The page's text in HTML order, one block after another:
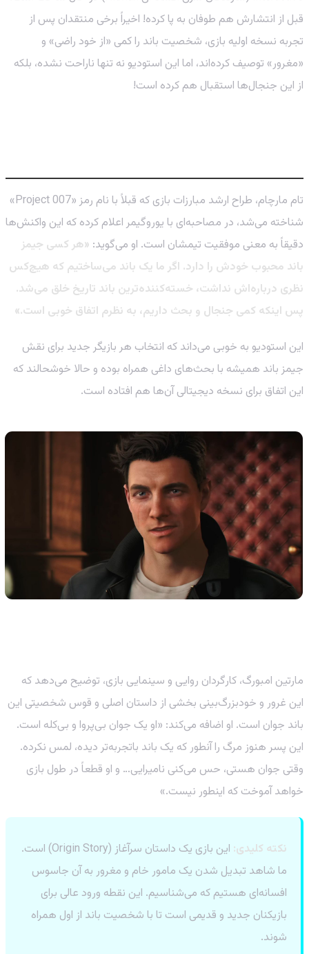
قبل از انتشارش هم طوفان به پا کرده! اخیراً برخی منتقدان پس از
تجربه نسخه اولیه بازی، شخصیت باند را کمی «از خود راضی» و
«مغرور» توصیف کرده‌اند، اما این استودیو نه تنها ناراحت نشده، بلکه
از این جنجال‌ها استقبال هم کرده است!
تام مارچام، طراح ارشد مبارزات بازی که قبلاً با نام رمز «Project 007»
شناخته می‌شد، در مصاحبه‌ای با یوروگیمر اعلام کرده که این واکنش‌ها
دقیقاً به معنی موفقیت تیمشان است. او می‌گوید: «هر کسی جیمز
باند محبوب خودش را دارد. اگر ما یک باند می‌ساختیم که هیچ‌کس
نظری درباره‌اش نداشت، خسته‌کننده‌ترین باند تاریخ خلق می‌شد.
پس اینکه کمی جنجال و بحث داریم، به نظرم اتفاق خوبی است.»
این استودیو به خوبی می‌داند که انتخاب هر بازیگر جدید برای نقش
جیمز باند همیشه با بحث‌های داغی همراه بوده و حالا خوشحالند که
این اتفاق برای نسخه دیجیتالی آن‌ها هم افتاده است.
مارتین امبورگ، کارگردان روایی و سینمایی بازی، توضیح می‌دهد که
این غرور و خودبزرگ‌بینی بخشی از داستان اصلی و قوس شخصیتی این
باند جوان است. او اضافه می‌کند: «او یک جوان بی‌پروا و بی‌کله است.
این پسر هنوز مرگ را آنطور که یک باند باتجربه‌تر دیده، لمس نکرده.
وقتی جوان هستی، حس می‌کنی نامیرایی… و او قطعاً در طول بازی
خواهد آموخت که اینطور نیست.»
نکته کلیدی:
این بازی یک داستان سرآغاز (Origin Story) است.
ما شاهد تبدیل شدن یک مامور خام و مغرور به آن جاسوس
افسانه‌ای هستیم که می‌شناسیم. این نقطه ورود عالی برای
بازیکنان جدید و قدیمی است تا با شخصیت باند از اول همراه
شوند.